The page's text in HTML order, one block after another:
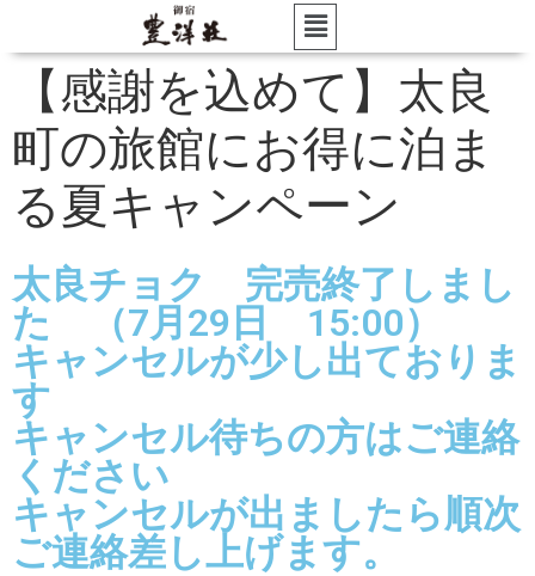
【感謝を込めて】太良
町の旅館にお得に泊ま
る夏キャンペーン
太良チョク 完売終了しまし
た （7月29日 15:00）
キャンセルが少し出ておりま
す
キャンセル待ちの方はご連絡
ください
キャンセルが出ましたら順次
ご連絡差し上げます。